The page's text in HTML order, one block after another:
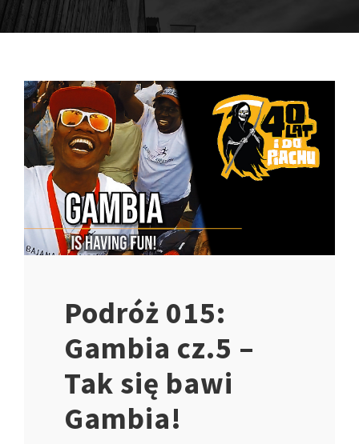
Podróż 015:
Gambia cz.5 –
Tak się bawi
Gambia!